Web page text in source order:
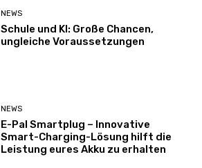
NEWS
Schule und KI: Große Chancen,
ungleiche Voraussetzungen
NEWS
E-Pal Smartplug – Innovative
Smart-Charging-Lösung hilft die
Leistung eures Akku zu erhalten